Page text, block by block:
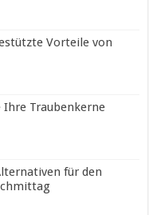
Vorteile von
Ihre Traubenkerne
für den